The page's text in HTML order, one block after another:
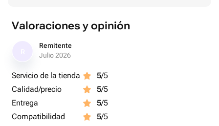
Valoraciones y opinión
Remitente
Julio 2026
Servicio de la tienda 5/5
Calidad/precio
5/5
Entrega
5/5
Compatibilidad
5/5